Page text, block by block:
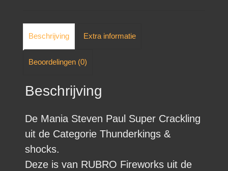
Beschrijving Extra informatie
Beoordelingen (0)
Beschrijving
De Mania Steven Paul Super Crackling
uit de Categorie Thunderkings &
shocks.
Deze is van RUBRO Fireworks uit de